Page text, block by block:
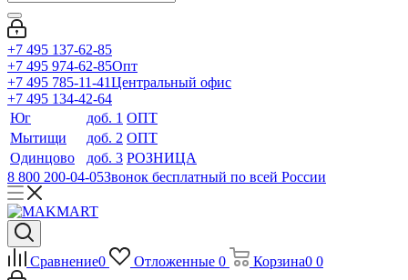
+7 495 137-62-85
+7 495 974-62-85Опт
+7 495 785-11-41Центральный офис
+7 495 134-42-64
Юг
доб. 1 ОПТ
Мытищи
доб. 2 ОПТ
Одинцово
доб. 3 РОЗНИЦА
8 800 200-04-05Звонок бесплатный по всей России
Сравнение0 Отложенные 0 Корзина0 0